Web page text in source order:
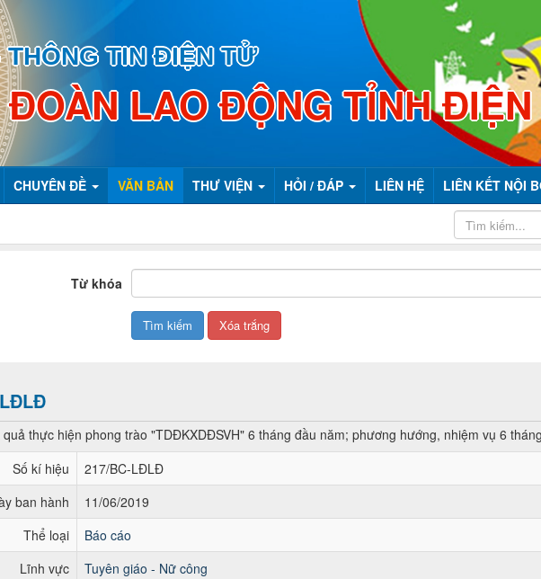
THÔNG TIN ĐIỆN TỬ
LAO ĐỘNG TỈNH
CHUYÊN ĐỀ VĂN BẢN THƯ VIỆN HỎI / ĐÁP LIÊN HỆ LIÊN KẾT NỘI
Từ khóa
quả thực hiện phong trào "TDĐKXDĐSVH" 6 tháng đầu năm; phương hướng, nhiệm vụ 6
Số kí hiệu
217/BC-LĐLĐ
ban hành
11/06/2019
Thể loại
Báo cáo
Lĩnh vực
Tuyên giáo - Nữ công